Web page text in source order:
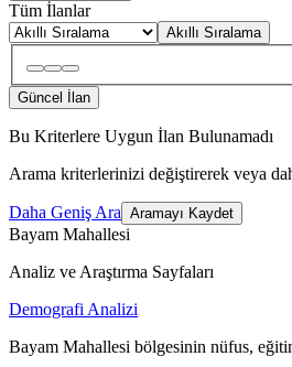
Tüm İlanlar
Akıllı Sıralama
Güncel İlan
Bu Kriterlere Uygun İlan Bulunamadı
Arama kriterlerinizi değiştirerek veya
Daha Geniş Ara Aramayı Kaydet
Bayam Mahallesi
Analiz ve Araştırma Sayfaları
Demografi Analizi
Bayam Mahallesi bölgesinin nüfus,